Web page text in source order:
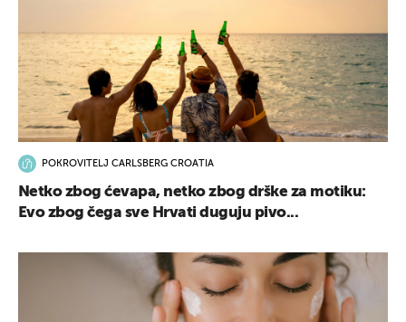
POKROVITELJ CARLSBERG CROATIA
Netko zbog ćevapa, netko zbog drške za motiku:
Evo zbog čega sve Hrvati duguju pivo...